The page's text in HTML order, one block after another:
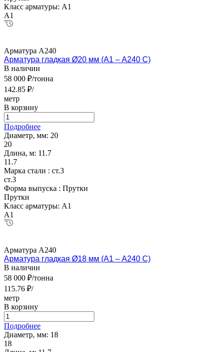
Класс арматуры: А1
А1
Арматура А240
Арматура гладкая Ø20 мм (А1 – А240 С)
В наличии
58 000 ₽/тонна
142.85 ₽/
метр
В корзину
Подробнее
Диаметр, мм: 20
20
Длина, м: 11.7
11.7
Марка стали : ст.3
ст.3
Форма выпуска : Прутки
Прутки
Класс арматуры: А1
А1
Арматура А240
Арматура гладкая Ø18 мм (А1 – А240 С)
В наличии
58 000 ₽/тонна
115.76 ₽/
метр
В корзину
Подробнее
Диаметр, мм: 18
18